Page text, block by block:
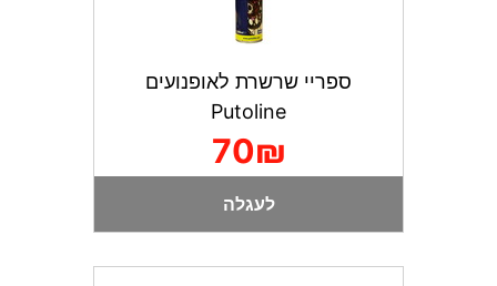
ספריי שרשרת לאופנועים
Putoline
70₪
לעגלה